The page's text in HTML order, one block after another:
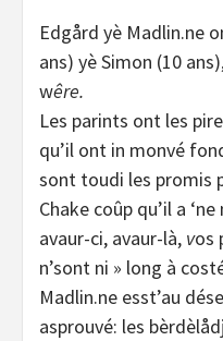
Edgård yè Madlin.ne
ans) yè Simon (10
wêre.
Les parints ont les
qu’il ont in monvé
sont toudi les promis
Chake coûp qu’il a
avaur-ci, avaur-là, vos
n’sont ni » long à
Madlin.ne esst’au
asprouvé: les